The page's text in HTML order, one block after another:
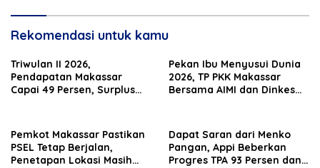
Rekomendasi untuk kamu
Triwulan II 2026,
Pendapatan Makassar
Capai 49 Persen, Surplus
Pekan Ibu Menyusui Dunia
2026, TP PKK Makassar
Bersama AIMI dan Dinkes
Pemkot Makassar Pastikan
PSEL Tetap Berjalan,
Penetapan Lokasi Masih
Dapat Saran dari Menko
Pangan, Appi Beberkan
Progres TPA 93 Persen dan